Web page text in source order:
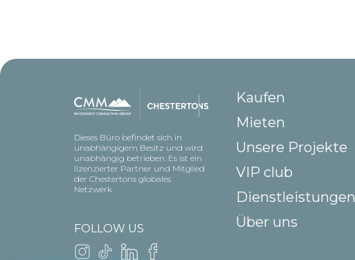
Dieses Büro befindet sich in
unabhängigem Besitz und wird
unabhängig betrieben. Es ist ein
lizenzierter Partner und Mitglied
der Chestertons globales
Netzwerk
Kaufen
Mieten
Unsere Projekte
VIP club
Dienstleistungen
Über uns
FOLLOW US